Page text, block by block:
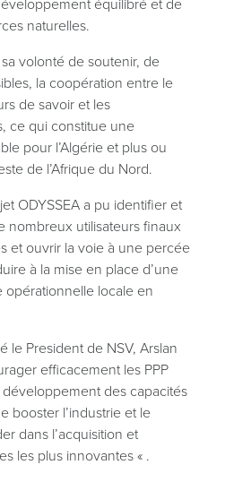
équilibré et de
naturelles.
volonté de soutenir, de
la coopération entre le
de savoir et les
ce qui constitue une
pour l’Algérie et plus ou
de l’Afrique du Nord.
ODYSSEA a pu identifier et
nombreux utilisateurs finaux
et ouvrir la voie à une percée
à la mise en place d’une
locale en
le President de NSV, Arslan
efficacement les PPP
des capacités
booster l’industrie et le
dans l’acquisition et
les plus innovantes « .